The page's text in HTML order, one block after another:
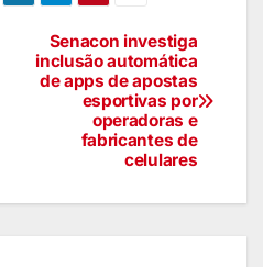
Senacon investiga
inclusão automática
de apps de apostas
esportivas por
operadoras e
fabricantes de
celulares